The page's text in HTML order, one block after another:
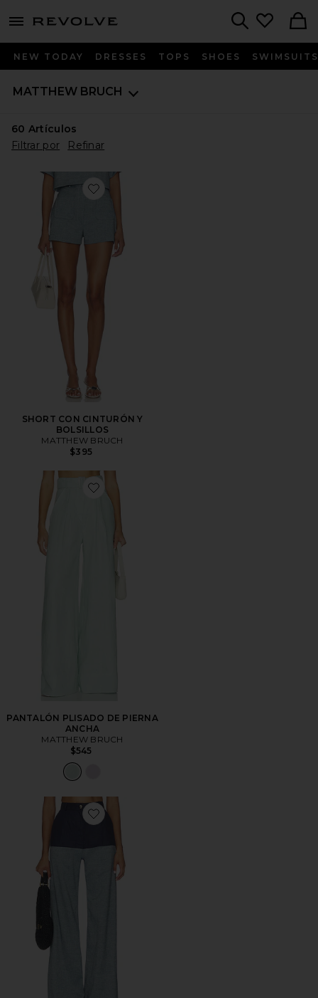
menu - shows more content
NEW TODAY DRESSES TOPS SHOES SWIMSUITS
MATTHEW BRUCH
60 Artículos
Filtrar por
Refinar
Favorite SHORT CON CINTURÓN Y BOLSILLOS
SHORT CON CINTURÓN Y
BOLSILLOS
MATTHEW BRUCH
$395
Favorite PANTALÓN PLISADO DE PIERNA ANCHA
PANTALÓN PLISADO DE PIERNA
ANCHA
MATTHEW BRUCH
$545
Favorite JEANS COMBINADOS DE TALLE ALTO